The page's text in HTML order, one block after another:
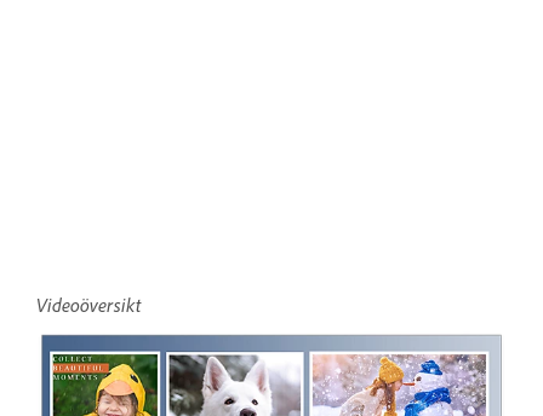
Videoöversikt